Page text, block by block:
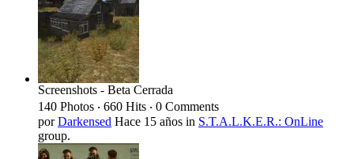
Screenshots - Beta Cerrada
140 Photos ‧ 660 Hits ‧ 0 Comments
porDarkensed Hace 15 años in S.T.A.L.K.E.R.: OnLine
group.